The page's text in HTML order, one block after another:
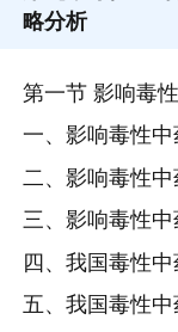
略分析
第一节 影响毒
一、影响毒性
二、影响毒性
三、影响毒性
四、我国毒性
五、我国毒性